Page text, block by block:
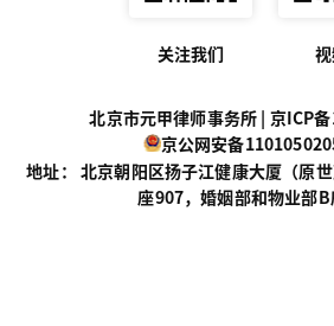
关注我们
北京市元甲律师事务所 | 京ICP
京公网安备
地址： 北京朝阳区扬子江健康大厦（原
座907，婚姻部和物业部B